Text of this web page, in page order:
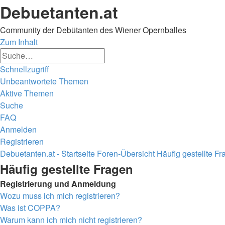
Debuetanten.at
Community der Debütanten des Wiener Opernballes
Zum Inhalt
Schnellzugriff
Unbeantwortete Themen
Aktive Themen
Suche
FAQ
Anmelden
Registrieren
Debuetanten.at - Startseite Foren-Übersicht Häufig gestellte
Suche
Häufig gestellte Fragen
Registrierung und Anmeldung
Wozu muss ich mich registrieren?
Was ist COPPA?
Warum kann ich mich nicht registrieren?